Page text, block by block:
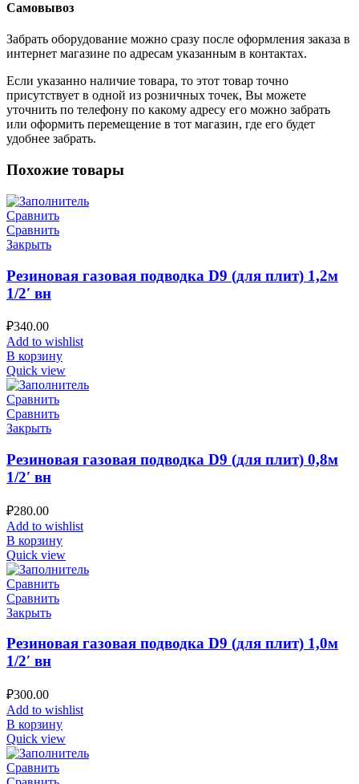
Самовывоз
Забрать оборудование можно сразу после оформления заказа в
интернет магазине по адресам указанным в контактах.
Если указанно наличие товара, то этот товар точно
присутствует в одной из розничных точек, Вы можете
уточнить по телефону по какому адресу его можно забрать
или оформить перемещение в тот магазин, где его будет
удобнее забрать.
Похожие товары
Сравнить
Сравнить
Закрыть
Резиновая газовая подводка D9 (для плит) 1,2м
1/2′ вн
₽340.00
Add to wishlist
В корзину
Quick view
Сравнить
Сравнить
Закрыть
Резиновая газовая подводка D9 (для плит) 0,8м
1/2′ вн
₽280.00
Add to wishlist
В корзину
Quick view
Сравнить
Сравнить
Закрыть
Резиновая газовая подводка D9 (для плит) 1,0м
1/2′ вн
₽300.00
Add to wishlist
В корзину
Quick view
Сравнить